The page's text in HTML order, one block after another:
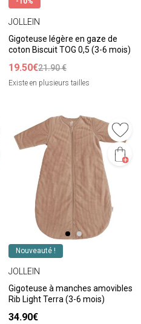
JOLLEIN
Gigoteuse légère en gaze de
coton Biscuit TOG 0,5 (3-6 mois)
19.50€21.90 €
Existe en plusieurs tailles
Nouveauté !
JOLLEIN
Gigoteuse à manches amovibles
Rib Light Terra (3-6 mois)
34.90€